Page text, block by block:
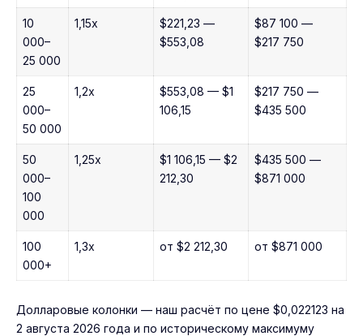
10
000–
25 000
1,15x
$221,23 —
$553,08
$87 100 —
$217 750
25
000–
50 000
1,2x
$553,08 — $1
106,15
$217 750 —
$435 500
50
000–
100
000
1,25x
$1 106,15 — $2
212,30
$435 500 —
$871 000
100
000+
1,3x от $2 212,30 от $871 000
Долларовые колонки — наш расчёт по цене $0,022123 на
2 августа 2026 года и по историческому максимуму